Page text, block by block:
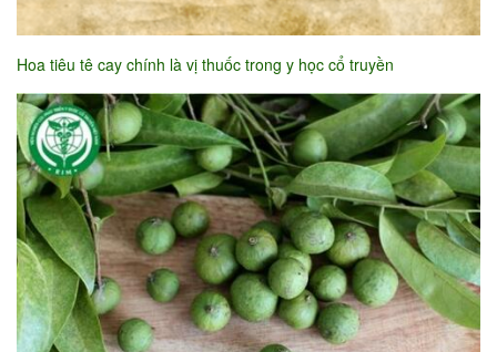
Hoa tiêu tê cay chính là vị thuốc trong y học cổ truyền